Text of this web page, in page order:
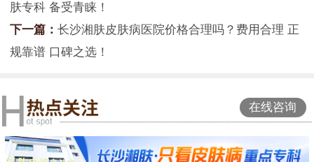
肤专科 备受青睐！
下一篇： 长沙湘肤皮肤病医院价格合理吗？费用合理 正
规靠谱 口碑之选！
在线咨询